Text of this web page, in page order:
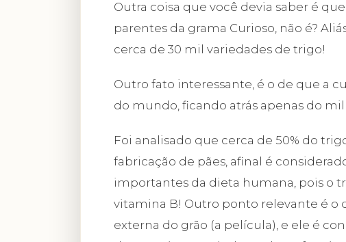
Outra coisa que você devia saber é
parentes da grama Curioso, não é?
cerca de 30 mil variedades de trigo!
Outro fato interessante, é o de que a
do mundo, ficando atrás apenas do
Foi analisado que cerca de 50% do
fabricação de pães, afinal é
importantes da dieta humana, pois o
vitamina B! Outro ponto relevante é o
externa do grão (a película), e ele é